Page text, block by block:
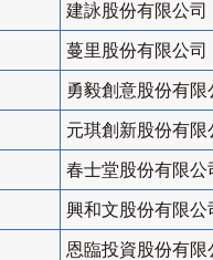
建詠股份有限公司
蔓里股份有限公司
勇毅創意股份有限
元琪創新股份有限
春士堂股份有限公
興和文股份有限公
恩臨投資股份有限